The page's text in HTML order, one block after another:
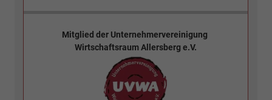
Mitglied der Unternehmervereinigung
Wirtschaftsraum Allersberg e.V.